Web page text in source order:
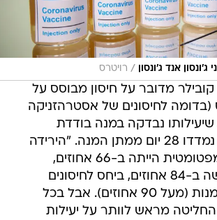
ג'ונסון אנד ג'ונסון / רויטרס
מדובר על חיסון מבוסס על
(בדומה לחיסונים של אסטרהזניקה
שיעילותו נבדקה במנה בודדת
ותוצאות הניסוי נמדדו 28 יום ממתן המנה. "הירידה
בתחלואה הסימפטומטית הייתה ב-66 אחוזים,
ובתחלואה הקשה ב-84 אחוזים, ביחס לחיסונים
שניתנים בשתי מנות (מעל 90 אחוזים). אבל בכל
מראש לוותר על יעילות